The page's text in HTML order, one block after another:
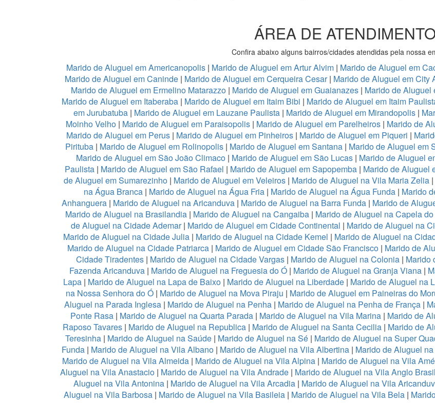
ÁREA DE
Confira abaixo alguns bairros/cidades atendidas pela nossa
Marido de Aluguel em Americanopolis | Marido de Aluguel em Artur Alvim | Marido de Aluguel em
Marido de Aluguel em Caninde| Marido de Aluguel em Cerqueira Cesar| Marido de Aluguel em City
Marido de Aluguel em Ermelino Matarazzo | Marido de Aluguel em Guaianazes| Marido de Aluguel
Marido de Aluguel em Itaberaba| Marido de Aluguel em Itaim Bibi | Marido de Aluguel em Itaim
em Jurubatuba| Marido de Aluguel em Lauzane Paulista | Marido de Aluguel em Mirandopolis|
Moinho Velho | Marido de Aluguel em Paraisopolis| Marido de Aluguel em Parelheiros| Marido de
Marido de Aluguel em Perus | Marido de Aluguel em Pinheiros | Marido de Aluguel em Piqueri |
Pirituba| Marido de Aluguel em Rolinopolis| Marido de Aluguel em Santana| Marido de Aluguel em
Marido de Aluguel em São João Climaco| Marido de Aluguel em São Lucas| Marido de Aluguel
Paulista | Marido de Aluguel em São Rafael | Marido de Aluguel em Sapopemba | Marido de Aluguel
de Aluguel em Sumarezinho| Marido de Aluguel em Veleiros| Marido de Aluguel na Vila Maria Zelia|
na Água Branca| Marido de Aluguel na Água Fria| Marido de Aluguel na Água Funda| Marido
Anhanguera| Marido de Aluguel na Aricanduva| Marido de Aluguel na Barra Funda | Marido de
Marido de Aluguel na Brasilandia | Marido de Aluguel na Cangaiba | Marido de Aluguel na Capela
de Aluguel na Cidade Ademar| Marido de Aluguel em Cidade Continental | Marido de Aluguel na
Marido de Aluguel na Cidade Julia | Marido de Aluguel na Cidade Kemel | Marido de Aluguel na
Marido de Aluguel na Cidade Patriarca| Marido de Aluguel em Cidade São Francisco | Marido de
Cidade Tiradentes | Marido de Aluguel na Cidade Vargas | Marido de Aluguel na Colonia | Marido
Fazenda Aricanduva| Marido de Aluguel na Freguesia do Ó| Marido de Aluguel na Granja Viana|
Lapa| Marido de Aluguel na Lapa de Baixo | Marido de Aluguel na Liberdade | Marido de Aluguel na
na Nossa Senhora do Ó | Marido de Aluguel na Mova Piraju | Marido de Aluguel em Paineiras do
Aluguel na Parada Inglesa | Marido de Aluguel na Penha | Marido de Aluguel na Penha de França |
Ponte Rasa | Marido de Aluguel na Quarta Parada | Marido de Aluguel na Vila Marina | Marido de
Raposo Tavares| Marido de Aluguel na Republica| Marido de Aluguel na Santa Cecilia| Marido de
Teresinha | Marido de Aluguel na Saúde | Marido de Aluguel na Sé | Marido de Aluguel na Super
Funda| Marido de Aluguel na Vila Albano| Marido de Aluguel na Vila Albertina| Marido de Aluguel
Marido de Aluguel na Vila Almeida | Marido de Aluguel na Vila Alpina | Marido de Aluguel na Vila
Aluguel na Vila Anastacio | Marido de Aluguel na Vila Andrade | Marido de Aluguel na Vila Anglo
Aluguel na Vila Antonina| Marido de Aluguel na Vila Arcadia | Marido de Aluguel na Vila
Aluguel na Vila Barbosa| Marido de Aluguel na Vila Basileia| Marido de Aluguel na Vila Bela|